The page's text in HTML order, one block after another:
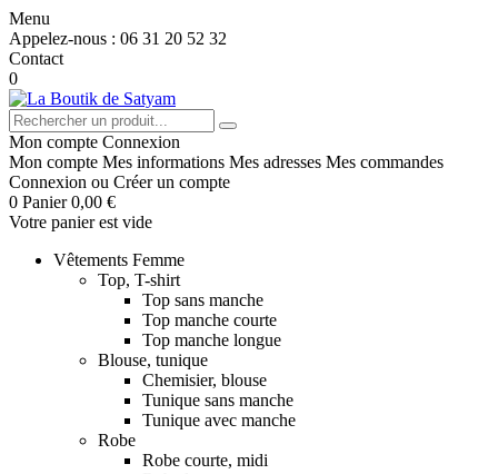
Menu
Appelez-nous : 06 31 20 52 32
Contact
0
Mon compte Connexion
Mon compte Mes informations Mes adresses Mes commandes
Connexion ou Créer un compte
0 Panier 0,00 €
Votre panier est vide
Vêtements Femme
Top, T-shirt
Top sans manche
Top manche courte
Top manche longue
Blouse, tunique
Chemisier, blouse
Tunique sans manche
Tunique avec manche
Robe
Robe courte, midi